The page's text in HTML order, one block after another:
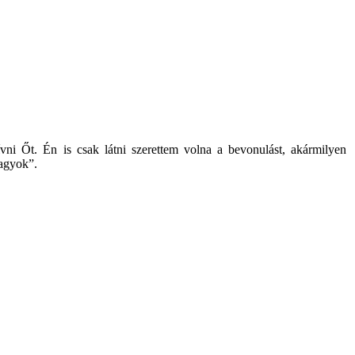
Őt. Én is csak látni szerettem volna a bevonulást, akármilyen